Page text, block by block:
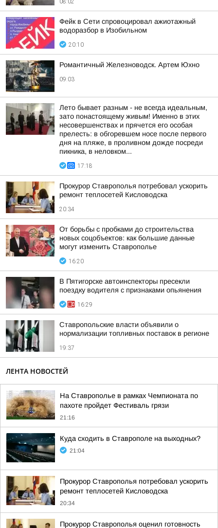
08:02
Фейк в Сети спровоцировал ажиотажный
водоразбор в Изобильном
20:10
Романтичный Железноводск. Артем Юхно
09:03
Лето бывает разным - не всегда идеальным,
зато понастоящему живым! Именно в этих
несовершенствах и прячется его особая
прелесть: в обгоревшем носе после первого
дня на пляже, в проливном дожде посреди
пикника, в неловком...
17:18
Прокурор Ставрополья потребовал ускорить
ремонт теплосетей Кисловодска
20:34
От борьбы с пробками до строительства
новых соцобъектов: как большие данные
могут изменить Ставрополье
16:20
В Пятигорске автоинспекторы пресекли
поездку водителя с признаками опьянения
16:29
Ставропольские власти объявили о
нормализации топливных поставок в регионе
19:37
ЛЕНТА НОВОСТЕЙ
На Ставрополье в рамках Чемпионата по
пахоте пройдет Фестиваль грязи
21:16
Куда сходить в Ставрополе на выходных?
21:04
Прокурор Ставрополья потребовал ускорить
ремонт теплосетей Кисловодска
20:34
Прокурор Ставрополья оценил готовность